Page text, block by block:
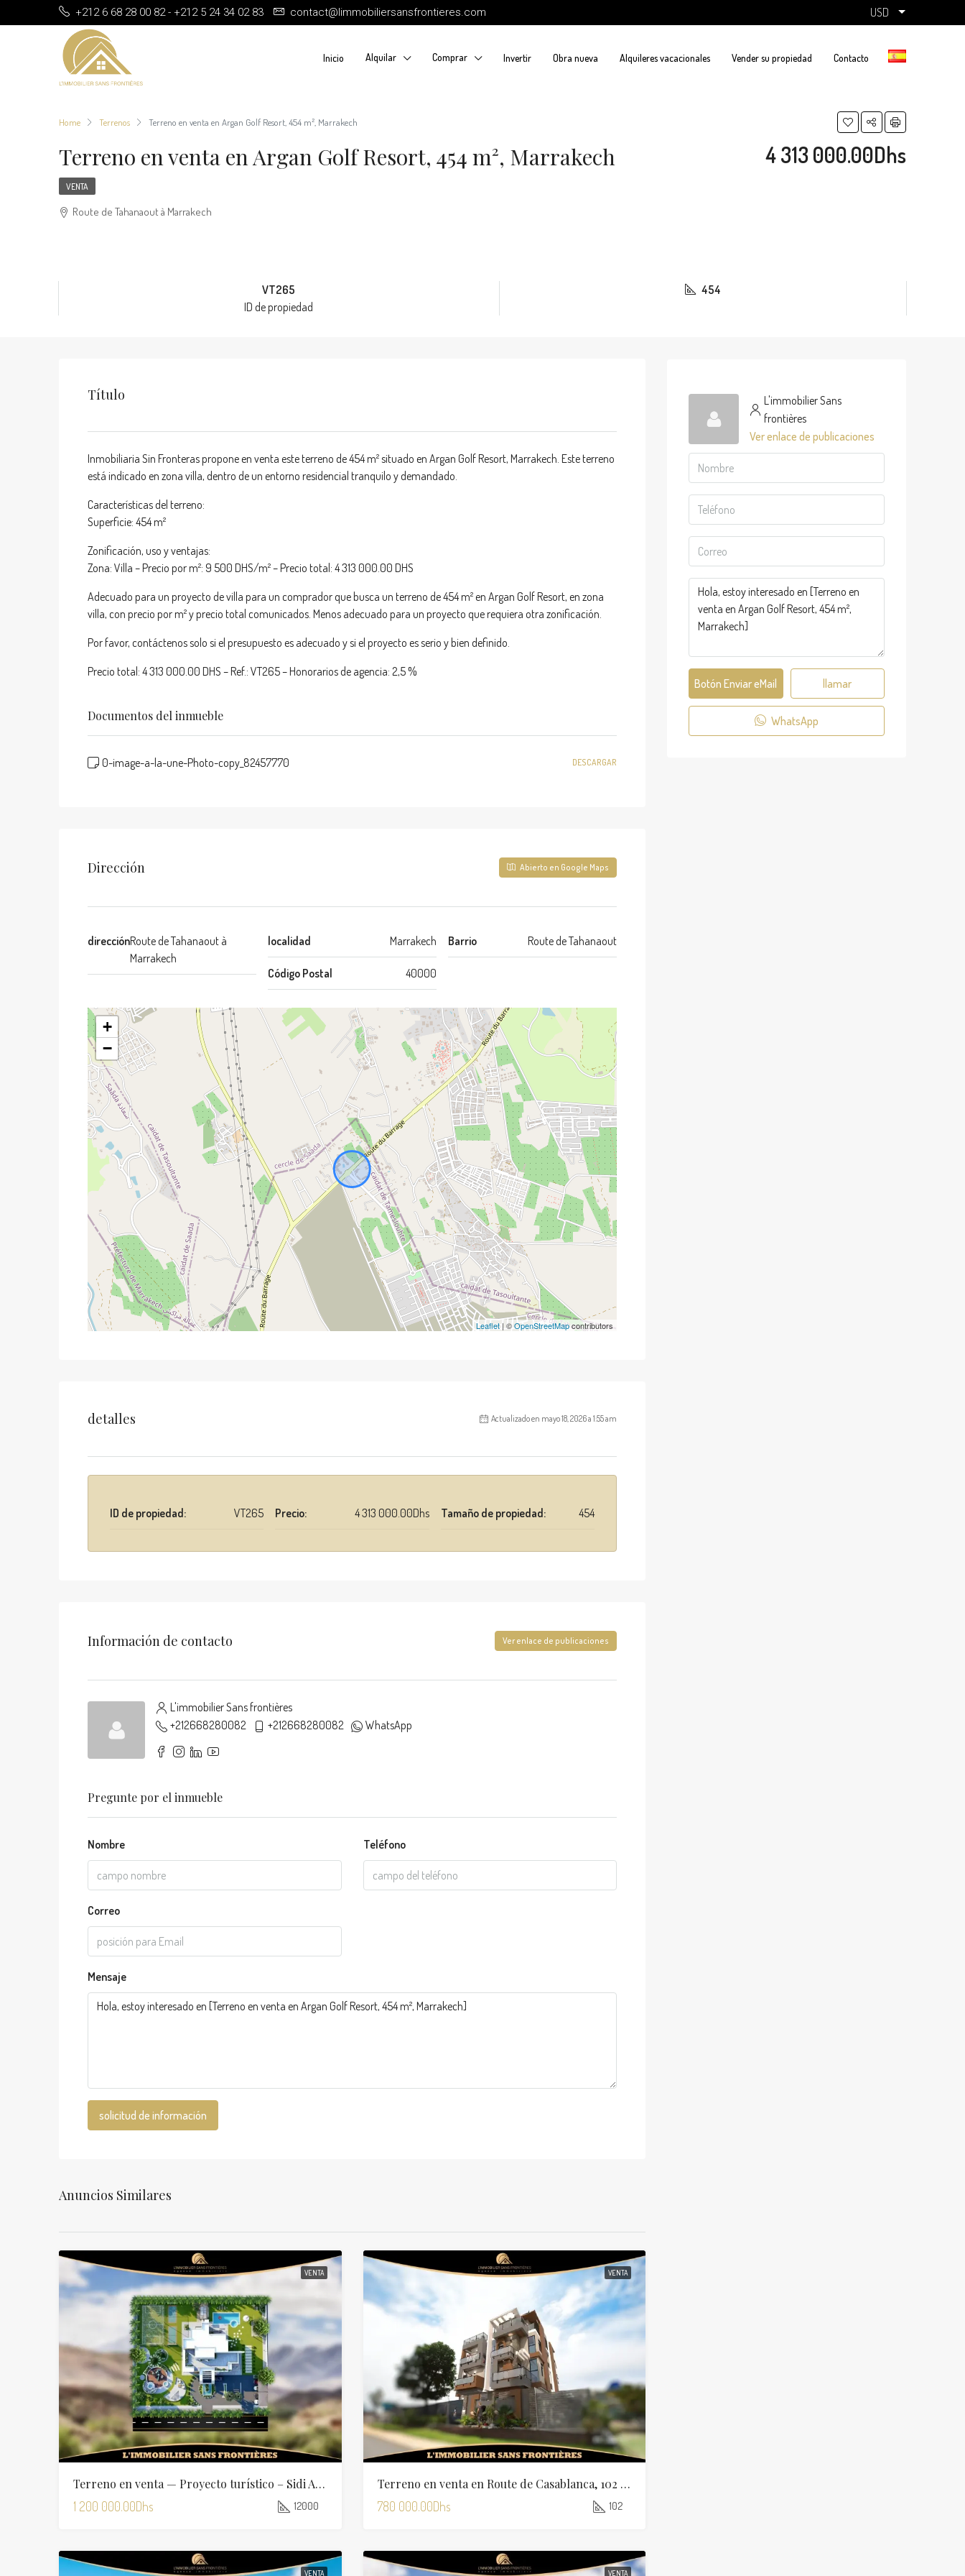
+212 6 68 28 00 82 - +212 5 24 34 02 83 contact@limmobiliersansfrontieres.com USD
Inicio Alquilar Comprar Invertir Obra nueva Alquileres vacacionales Vender su propiedad Contacto
Home Terrenos Terreno en venta en Argan Golf Resort, 454 m², Marrakech
Terreno en venta en Argan Golf Resort, 454 m², Marrakech 4 313 000.00Dhs
VENTA
Route de Tahanaout à Marrakech
VT265
ID de propiedad
454
Título
Inmobiliaria Sin Fronteras propone en venta este terreno de 454 m² situado en Argan Golf Resort, Marrakech. Este terreno
está indicado en zona villa, dentro de un entorno residencial tranquilo y demandado.
Características del terreno:
Superficie: 454 m²
Zonificación, uso y ventajas:
Zona: Villa – Precio por m²: 9 500 DHS/m² – Precio total: 4 313 000.00 DHS
Adecuado para un proyecto de villa para un comprador que busca un terreno de 454 m² en Argan Golf Resort, en zona
villa, con precio por m² y precio total comunicados. Menos adecuado para un proyecto que requiera otra zonificación.
Por favor, contáctenos solo si el presupuesto es adecuado y si el proyecto es serio y bien definido.
Precio total: 4 313 000.00 DHS – Ref.: VT265 – Honorarios de agencia: 2,5 %
Documentos del inmueble
0-image-a-la-une-Photo-copy_82457770 DESCARGAR
Dirección Abierto en Google Maps
direcciónRoute de Tahanaout à
Marrakech
localidad Marrakech
Código Postal 40000
Barrio Route de Tahanaout
+
−
Leaflet | ©OpenStreetMapcontributors
detalles Actualizado en mayo 18, 2026 a 1:55 am
ID de propiedad: VT265 Precio: 4 313 000.00Dhs Tamaño de propiedad: 454
Información de contacto Ver enlace de publicaciones
L'immobilier Sans frontières
+212668280082
+212668280082 WhatsApp
Pregunte por el inmueble
Nombre Teléfono
Correo
Mensaje
solicitud de información
Anuncios Similares
VENTA
Terreno en venta — Proyecto turístico – Sidi Abdellah Ghiat, Marrakech
1 200 000.00Dhs 12000
VENTA
Terreno en venta en Route de Casablanca, 102 m², Marrakech
780 000.00Dhs 102
VENTA VENTA
L'immobilier Sans
frontières
Ver enlace de publicaciones
Botón Enviar eMail llamar
WhatsApp